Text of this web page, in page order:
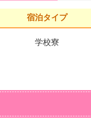
宿泊タイプ
学校寮